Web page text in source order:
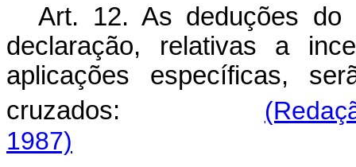
Art. 12. As deduções do
declaração, relativas a
aplicações específicas,
cruzados:
1987)